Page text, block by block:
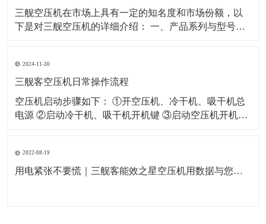
​三舰空压机在市场上具有一定的知名度和市场份额，以
下是对三舰空压机的详细介绍： 一、产品系列与型号三
系列：该系列空压机采用一级压缩永磁变频技术，具有
节能、省电、低噪音等特点。例如
2024-11-30
三舰客空压机日常操作流程
空压机启动步骤如下： ①开空压机、冷干机、吸干机总
电源 ②启动冷干机、吸干机开机键 ③启动空压机开机键
关闭空压机及冷干机、吸干机总电源 空压机日常作业指
导如下： ①每天开机
2022-08-19
用电紧张不要慌｜三舰客能效之星空压机用数据与您一起节能省电